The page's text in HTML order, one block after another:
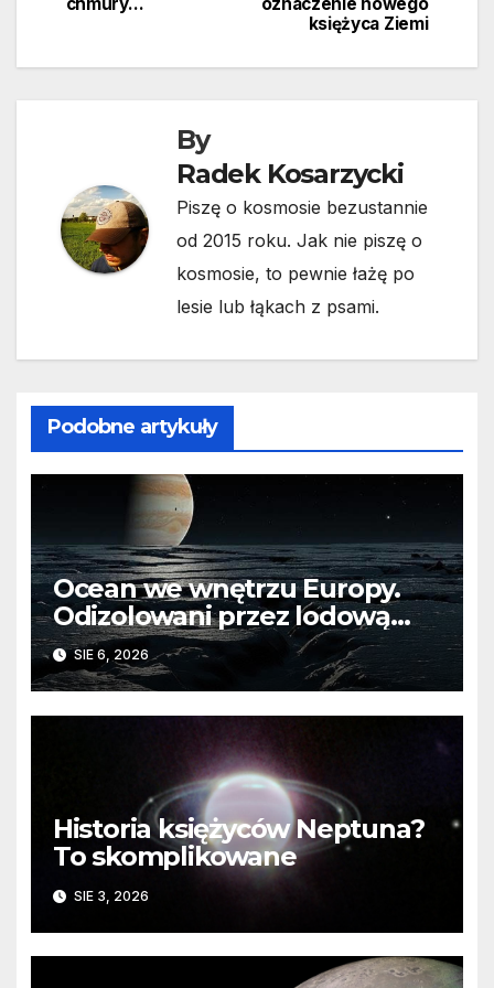
wpisu
księżyca Ziemi
By
Radek Kosarzycki
Piszę o kosmosie bezustannie
od 2015 roku. Jak nie piszę o
kosmosie, to pewnie łażę po
lesie lub łąkach z psami.
Podobne artykuły
Ocean we wnętrzu Europy.
Odizolowani przez lodową
barierę
SIE 6, 2026
Historia księżyców Neptuna?
To skomplikowane
SIE 3, 2026